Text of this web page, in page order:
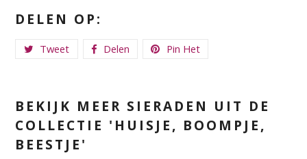
DELEN OP:
Tweet Delen Pin Het
BEKIJK MEER SIERADEN UIT DE
COLLECTIE 'HUISJE, BOOMPJE,
BEESTJE'